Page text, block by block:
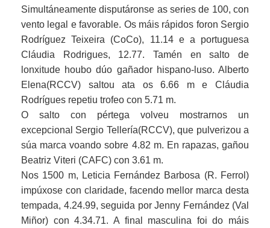
Simultáneamente disputáronse as series de 100, con
vento legal e favorable. Os máis rápidos foron Sergio
Rodríguez Teixeira (CoCo), 11.14 e a portuguesa
Cláudia Rodrigues, 12.77. Tamén en salto de
lonxitude houbo dúo gañador hispano-luso. Alberto
Elena(RCCV) saltou ata os 6.66 m e Cláudia
Rodrígues repetiu trofeo con 5.71 m.
O salto con pértega volveu mostrarnos un
excepcional Sergio Tellería(RCCV), que pulverizou a
súa marca voando sobre 4.82 m. En rapazas, gañou
Beatriz Viteri (CAFC) con 3.61 m.
Nos 1500 m, Leticia Fernández Barbosa (R. Ferrol)
impúxose con claridade, facendo mellor marca desta
tempada, 4.24.99, seguida por Jenny Fernández (Val
Miñor) con 4.34.71. A final masculina foi do máis